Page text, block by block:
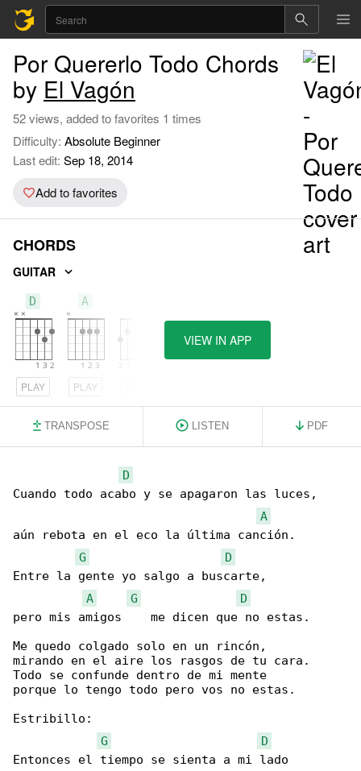
Por Quererlo Todo Chords
by El Vagón
52 views, added to favorites 1 times
Difficulty: Absolute Beginner
Last edit: Sep 18, 2014
Add to favorites
CHORDS
GUITAR
D
PLAY
A
PLAY
VIEW IN APP
TRANSPOSE LISTEN PDF
D
Cuando todo acabo y se apagaron las luces,
A
aún rebota en el eco la última canción.
G
D
Entre la gente yo salgo a buscarte,
A
G
D
pero mis amigos    me dicen que no estas.
Me quedo colgado solo en un rincón,
mirando en el aire los rasgos de tu cara.
Todo se confunde dentro de mi mente
porque lo tengo todo pero vos no estas.
Estribillo:
G
D
Entonces el tiempo se sienta a mi lado